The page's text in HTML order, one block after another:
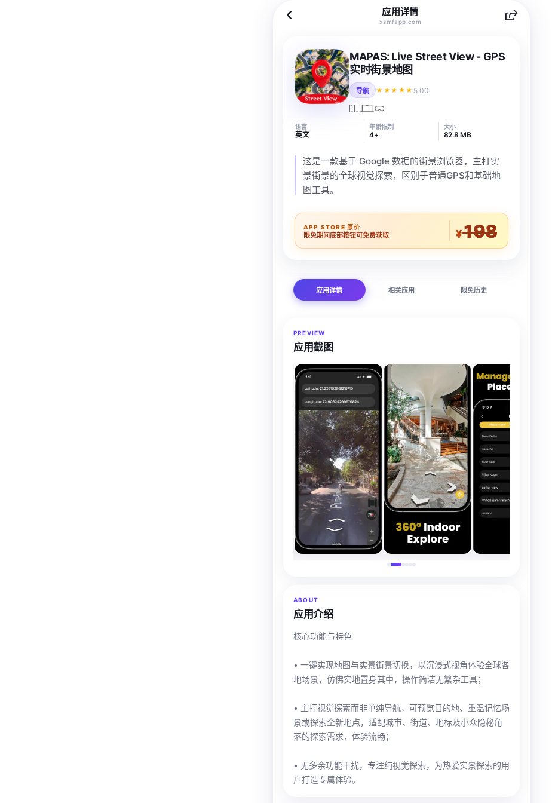
应用详情
xsmfapp.com
MAPAS: Live Street View - GPS
实时街景地图
导航 ★★★★★ 5.00
语言
英文
年龄限制
4+
大小
82.8 MB
这是一款基于 Google 数据的街景浏览器，主打实
景街景的全球视觉探索，区别于普通GPS和基础地
图工具。
APP STORE 原价
限免期间底部按钮可免费获取 ¥198
应用详情 相关应用 限免历史
PREVIEW
应用截图
ABOUT
应用介绍
核心功能与特色
• 一键实现地图与实景街景切换，以沉浸式视角体验全球各
地场景，仿佛实地置身其中，操作简洁无繁杂工具；
• 主打视觉探索而非单纯导航，可预览目的地、重温记忆场
景或探索全新地点，适配城市、街道、地标及小众隐秘角
落的探索需求，体验流畅；
• 无多余功能干扰，专注纯视觉探索，为热爱实景探索的用
户打造专属体验。